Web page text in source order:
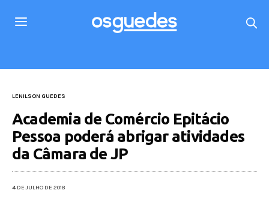
LENILSON GUEDES
Academia de Comércio Epitácio
Pessoa poderá abrigar atividades
da Câmara de JP
4 DE JULHO DE 2018